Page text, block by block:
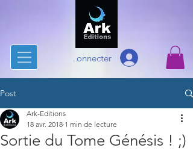
Se connecter
Post
Sortie du Tome Génésis ! ;)
Ark-Editions
18 avr. 2018 1 min de lecture